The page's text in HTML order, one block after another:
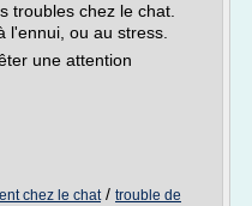
troubles chez le chat.
l'ennui, ou au stress.
une attention
chez le chat/ trouble de